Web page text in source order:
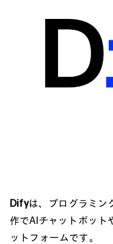
Difyは、プログラミン
作でAIチャットボット
ットフォームです。